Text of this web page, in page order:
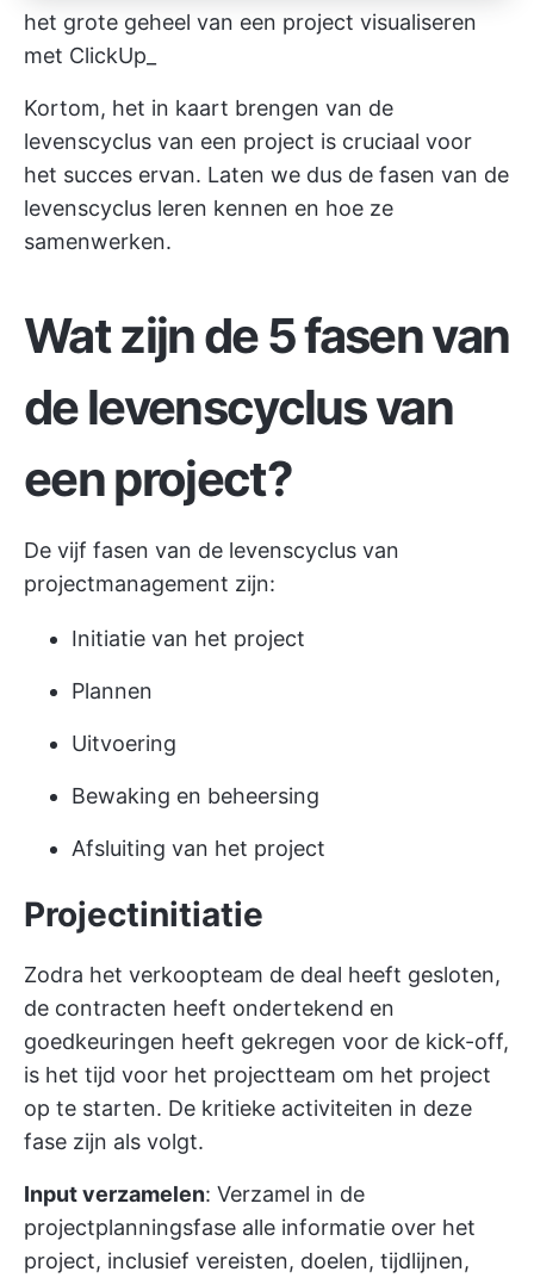
het grote geheel van een project visualiseren
met ClickUp_
Kortom, het in kaart brengen van de
levenscyclus van een project is cruciaal voor
het succes ervan. Laten we dus de fasen van de
levenscyclus leren kennen en hoe ze
samenwerken.
Wat zijn de 5 fasen van
de levenscyclus van
een project?
De vijf fasen van de levenscyclus van
projectmanagement zijn:
Initiatie van het project
Plannen
Uitvoering
Bewaking en beheersing
Afsluiting van het project
Projectinitiatie
Zodra het verkoopteam de deal heeft gesloten,
de contracten heeft ondertekend en
goedkeuringen heeft gekregen voor de kick-off,
is het tijd voor het projectteam om het project
op te starten. De kritieke activiteiten in deze
fase zijn als volgt.
Input verzamelen: Verzamel in de
projectplanningsfase alle informatie over het
project, inclusief vereisten, doelen, tijdlijnen,